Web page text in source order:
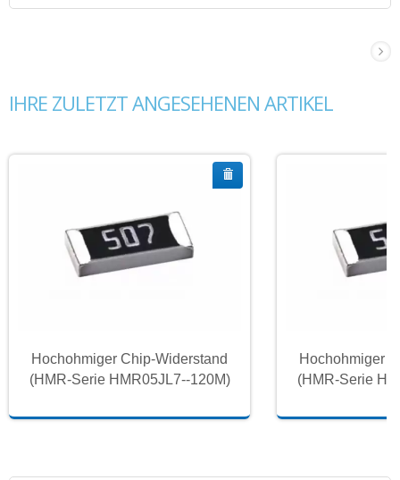
IHRE ZULETZT ANGESEHENEN ARTIKEL
Hochohmiger Chip-Widerstand
(HMR-Serie HMR05JL7--120M)
Hochohmiger
(HMR-Serie